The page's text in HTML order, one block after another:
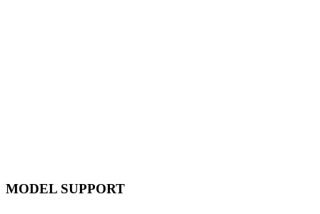
MODEL SUPPORT